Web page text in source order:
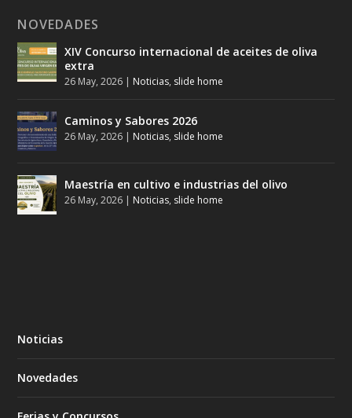
NOVEDADES
XIV Concurso internacional de aceites de oliva
extra
26 May, 2026 | Noticias, slide home
Caminos y Sabores 2026
26 May, 2026 | Noticias, slide home
Maestría en cultivo e industrias del olivo
26 May, 2026 | Noticias, slide home
Noticias
Novedades